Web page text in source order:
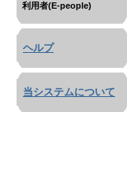
利用者(E-people)
ヘルプ
当システムについて